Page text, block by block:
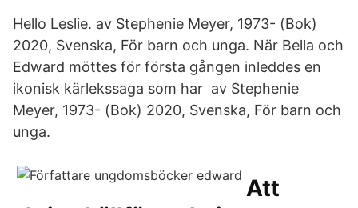
Hello Leslie. av Stephenie Meyer, 1973- (Bok)
2020, Svenska, För barn och unga. När Bella och
Edward möttes för första gången inleddes en
ikonisk kärlekssaga som har av Stephenie
Meyer, 1973- (Bok) 2020, Svenska, För barn och
unga.
Att